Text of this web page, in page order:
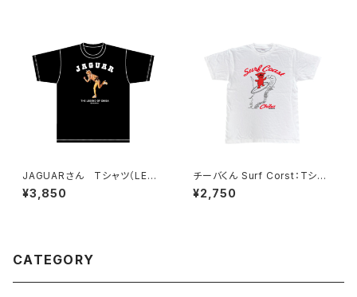
JAGUARさん Tシャツ（LEGE
ND-B）Black
¥3,850
チーバくん Surf Corst：Tシャ
ツ（White）
¥2,750
CATEGORY